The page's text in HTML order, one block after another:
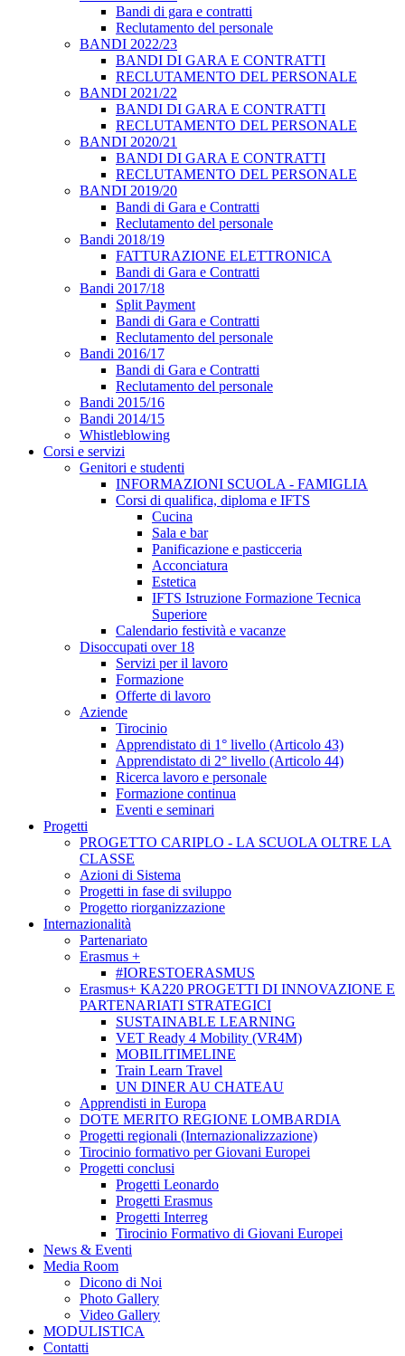
Bandi di gara e contratti
Reclutamento del personale
BANDI 2022/23
BANDI DI GARA E CONTRATTI
RECLUTAMENTO DEL PERSONALE
BANDI 2021/22
BANDI DI GARA E CONTRATTI
RECLUTAMENTO DEL PERSONALE
BANDI 2020/21
BANDI DI GARA E CONTRATTI
RECLUTAMENTO DEL PERSONALE
BANDI 2019/20
Bandi di Gara e Contratti
Reclutamento del personale
Bandi 2018/19
FATTURAZIONE ELETTRONICA
Bandi di Gara e Contratti
Bandi 2017/18
Split Payment
Bandi di Gara e Contratti
Reclutamento del personale
Bandi 2016/17
Bandi di Gara e Contratti
Reclutamento del personale
Bandi 2015/16
Bandi 2014/15
Whistleblowing
Corsi e servizi
Genitori e studenti
INFORMAZIONI SCUOLA - FAMIGLIA
Corsi di qualifica, diploma e IFTS
Cucina
Sala e bar
Panificazione e pasticceria
Acconciatura
Estetica
IFTS Istruzione Formazione Tecnica
Superiore
Calendario festività e vacanze
Disoccupati over 18
Servizi per il lavoro
Formazione
Offerte di lavoro
Aziende
Tirocinio
Apprendistato di 1° livello (Articolo 43)
Apprendistato di 2° livello (Articolo 44)
Ricerca lavoro e personale
Formazione continua
Eventi e seminari
Progetti
PROGETTO CARIPLO - LA SCUOLA OLTRE LA
CLASSE
Azioni di Sistema
Progetti in fase di sviluppo
Progetto riorganizzazione
Internazionalità
Partenariato
Erasmus +
#IORESTOERASMUS
Erasmus+ KA220 PROGETTI DI INNOVAZIONE E
PARTENARIATI STRATEGICI
SUSTAINABLE LEARNING
VET Ready 4 Mobility (VR4M)
MOBILITIMELINE
Train Learn Travel
UN DINER AU CHATEAU
Apprendisti in Europa
DOTE MERITO REGIONE LOMBARDIA
Progetti regionali (Internazionalizzazione)
Tirocinio formativo per Giovani Europei
Progetti conclusi
Progetti Leonardo
Progetti Erasmus
Progetti Interreg
Tirocinio Formativo di Giovani Europei
News & Eventi
Media Room
Dicono di Noi
Photo Gallery
Video Gallery
MODULISTICA
Contatti